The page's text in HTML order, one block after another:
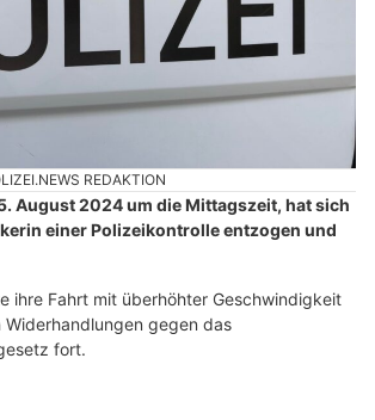
REDAKTION
August 2024 um die Mittagszeit, hat sich
einer Polizeikontrolle entzogen und
ihre Fahrt mit überhöhter Geschwindigkeit
Widerhandlungen gegen das
fort.